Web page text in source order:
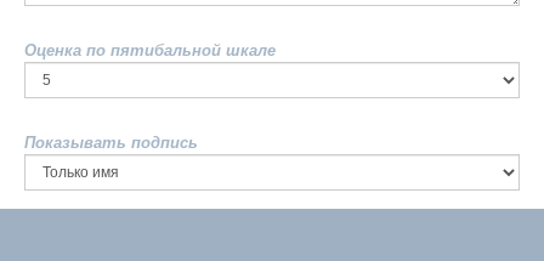
Оценка по пятибальной шкале
Показывать подпись